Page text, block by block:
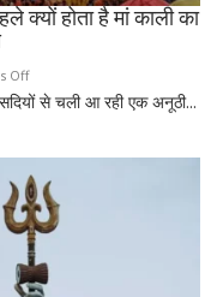
नियम,
मानी
शिव
की
पूजा
क्यों होता है मां काली का
Offon
देवघर
अद्भुत
परंपरा!
बाबा
बैद्यनाथ
से
पहले
से चली आ रही एक अनूठी...